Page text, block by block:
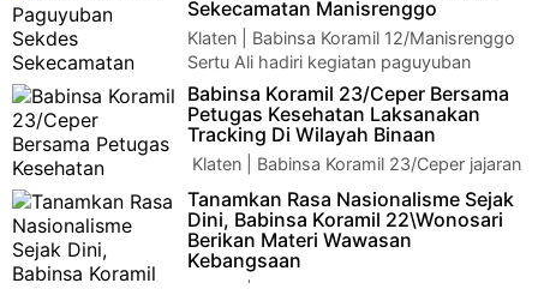
Sekecamatan Manisrenggo
Klaten | Babinsa Koramil 12/Manisrenggo
Sertu Ali hadiri kegiatan paguyuban
Sekdes Semanisrenggo di Desa Solodiran Kec M…
Babinsa Koramil 23/Ceper Bersama
Petugas Kesehatan Laksanakan
Tracking Di Wilayah Binaan
Klaten | Babinsa Koramil 23/Ceper jajaran
Kodim 0723/Klaten Serda Budiyono
mendampingi tim dari Puskesmas Ceper melaksa…
Tanamkan Rasa Nasionalisme Sejak
Dini, Babinsa Koramil 22\Wonosari
Berikan Materi Wawasan
Kebangsaan
Klaten | Serda Mulyanto Babinsa Desa